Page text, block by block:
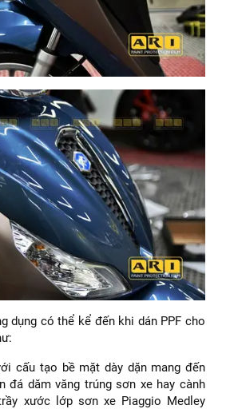
dụng có thể kể đến khi dán PPF cho
cấu tạo bề mặt dày dặn mang đến
đá dăm văng trúng sơn xe hay cành
xước lớp sơn xe Piaggio Medley